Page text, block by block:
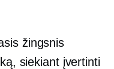
žingsnis
siekiant įvertinti